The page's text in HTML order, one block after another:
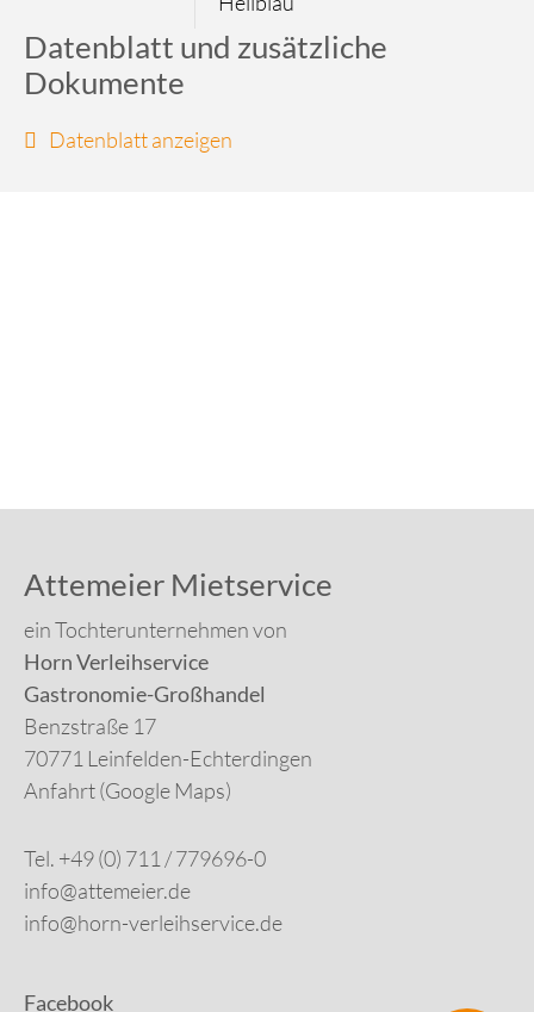
Datenblatt und zusätzliche
Dokumente
Datenblatt anzeigen
Attemeier Mietservice
ein Tochterunternehmen von
Horn Verleihservice
Gastronomie-Großhandel
Benzstraße 17
70771 Leinfelden-Echterdingen
Anfahrt (Google Maps)
Tel. +49 (0) 711 / 779696-0
info@attemeier.de
info@horn-verleihservice.de
Facebook